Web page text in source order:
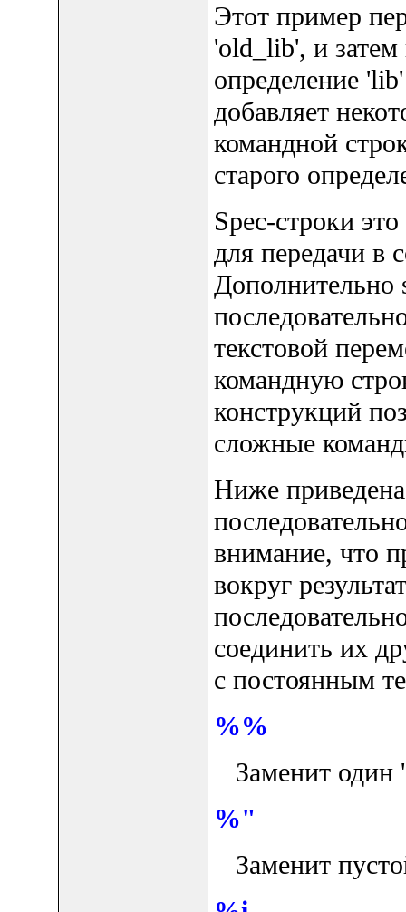
Этот пример
'old_lib', и затем
определение
добавляет
командной
старого
Spec-строки
для передачи в
Дополнительно
текстовой
командную
конструкций
сложные
Ниже
внимание, что
вокруг
соединить их
с постоянным
%%
Заменит один
%"
Заменит